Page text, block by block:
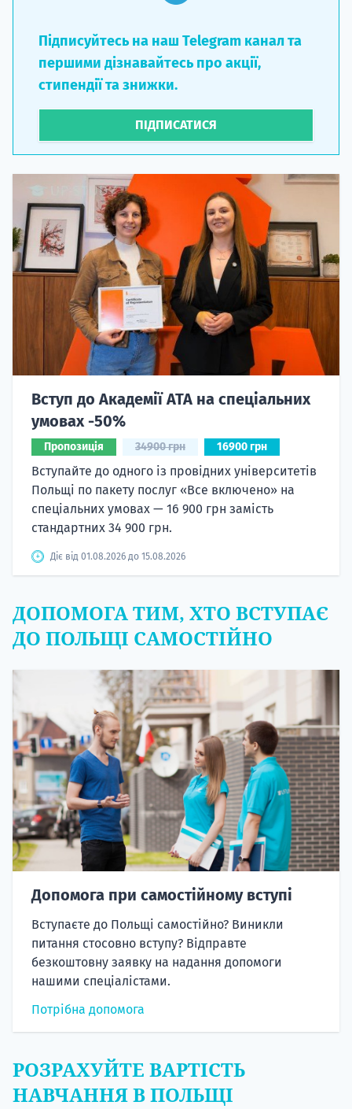
Підписуйтесь на наш Telegram канал та
першими дізнавайтесь про акції,
стипендії та знижки.
ПІДПИСАТИСЯ
Вступ до Академії ATA на спеціальних
умовах -50%
Пропозиція 34900 грн 16900 грн
Вступайте до одного із провідних університетів
Польщі по пакету послуг «Все включено» на
спеціальних умовах — 16 900 грн замість
стандартних 34 900 грн.
Діє від 01.08.2026 до 15.08.2026
ДОПОМОГА ТИМ, ХТО ВСТУПАЄ
ДО ПОЛЬЩІ САМОСТІЙНО
Допомога при самостійному вступі
Вступаєте до Польщі самостійно? Виникли
питання стосовно вступу? Відправте
безкоштовну заявку на надання допомоги
нашими спеціалістами.
Потрібна допомога
РОЗРАХУЙТЕ ВАРТІСТЬ
НАВЧАННЯ В ПОЛЬЩІ